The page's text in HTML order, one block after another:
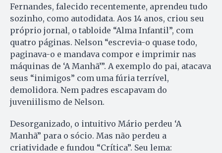
Fernandes, falecido recentemente, aprendeu tudo
sozinho, como autodidata. Aos 14 anos, criou seu
próprio jornal, o tabloide “Alma Infantil”, com
quatro páginas. Nelson “escrevia-o quase todo,
paginava-o e mandava compor e imprimir nas
máquinas de ‘A Manhã’”. A exemplo do pai, atacava
seus “inimigos” com uma fúria terrível,
demolidora. Nem padres escapavam do
juveniilismo de Nelson.
Desorganizado, o intuitivo Mário perdeu ‘A
Manhã” para o sócio. Mas não perdeu a
criatividade e fundou “Crítica”. Seu lema: